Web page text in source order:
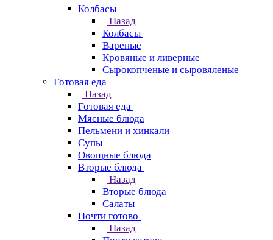
Колбасы
Назад
Колбасы
Вареные
Кровяные и ливерные
Сырокопченые и сыровяленые
Готовая еда
Назад
Готовая еда
Мясные блюда
Пельмени и хинкали
Супы
Овощные блюда
Вторые блюда
Назад
Вторые блюда
Салаты
Почти готово
Назад